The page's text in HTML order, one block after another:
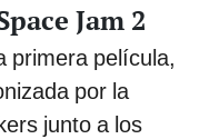
Jam 2
primera película,
por la
junto a los